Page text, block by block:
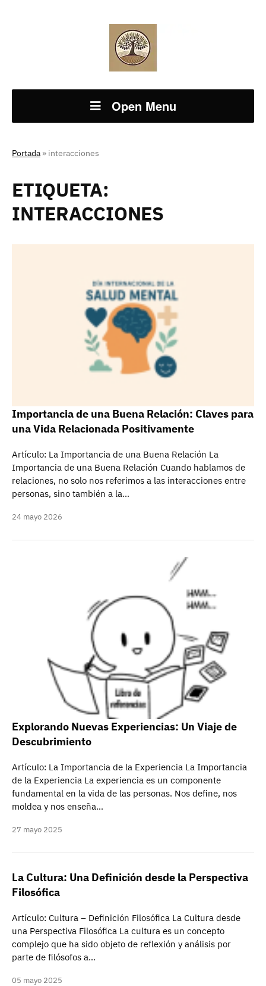
Open Menu
Portada » interacciones
ETIQUETA:
INTERACCIONES
Importancia de una Buena Relación: Claves para
una Vida Relacionada Positivamente
Artículo: La Importancia de una Buena Relación La
Importancia de una Buena Relación Cuando hablamos de
relaciones, no solo nos referimos a las interacciones entre
personas, sino también a la…
24 mayo 2026
Explorando Nuevas Experiencias: Un Viaje de
Descubrimiento
Artículo: La Importancia de la Experiencia La Importancia
de la Experiencia La experiencia es un componente
fundamental en la vida de las personas. Nos define, nos
moldea y nos enseña…
27 mayo 2025
La Cultura: Una Definición desde la Perspectiva
Filosófica
Artículo: Cultura – Definición Filosófica La Cultura desde
una Perspectiva Filosófica La cultura es un concepto
complejo que ha sido objeto de reflexión y análisis por
parte de filósofos a…
05 mayo 2025